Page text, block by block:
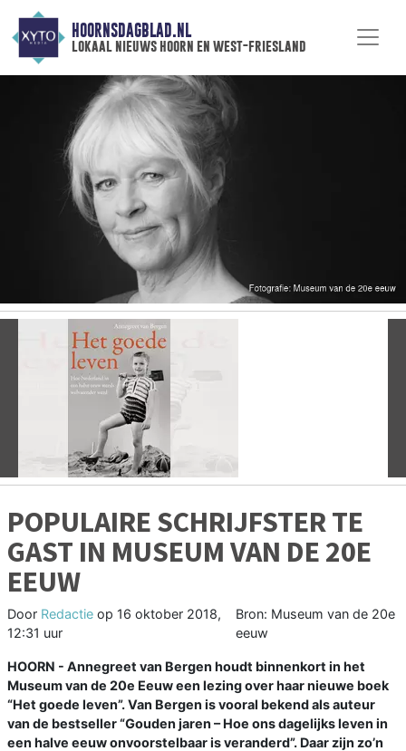
HOORNSDAGBLAD.NL
lokaal nieuws hoorn en west-friesland
POPULAIRE SCHRIJFSTER TE
GAST IN MUSEUM VAN DE 20E
EEUW
Door Redactie op 16 oktober 2018,
12:31 uur
Bron: Museum van de 20e
eeuw
HOORN - Annegreet van Bergen houdt binnenkort in het
Museum van de 20e Eeuw een lezing over haar nieuwe boek
“Het goede leven”. Van Bergen is vooral bekend als auteur
van de bestseller “Gouden jaren – Hoe ons dagelijks leven in
een halve eeuw onvoorstelbaar is veranderd”. Daar zijn zo’n